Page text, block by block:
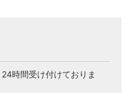
時間受け付けておりま